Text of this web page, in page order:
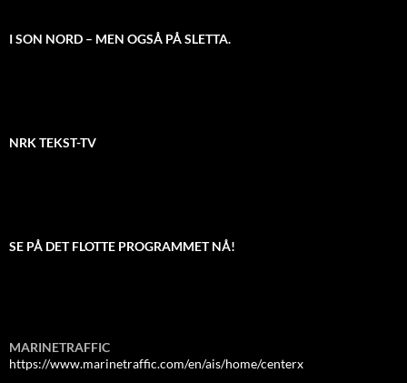
I SON NORD – MEN OGSÅ PÅ SLETTA.
NRK TEKST-TV
SE PÅ DET FLOTTE PROGRAMMET NÅ!
MARINETRAFFIC
https://www.marinetraffic.com/en/ais/home/centerx